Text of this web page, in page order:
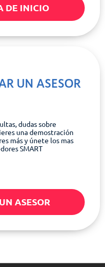
DE INICIO
UN ASESOR
dudas sobre
una demostración
más y únete los mas
SMART
ASESOR